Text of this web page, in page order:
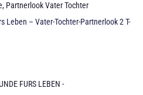
, Partnerlook Vater Tochter
Leben – Vater-Tochter-Partnerlook 2 T-
FURS LEBEN -